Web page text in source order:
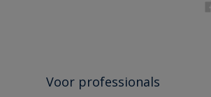
Voor professionals